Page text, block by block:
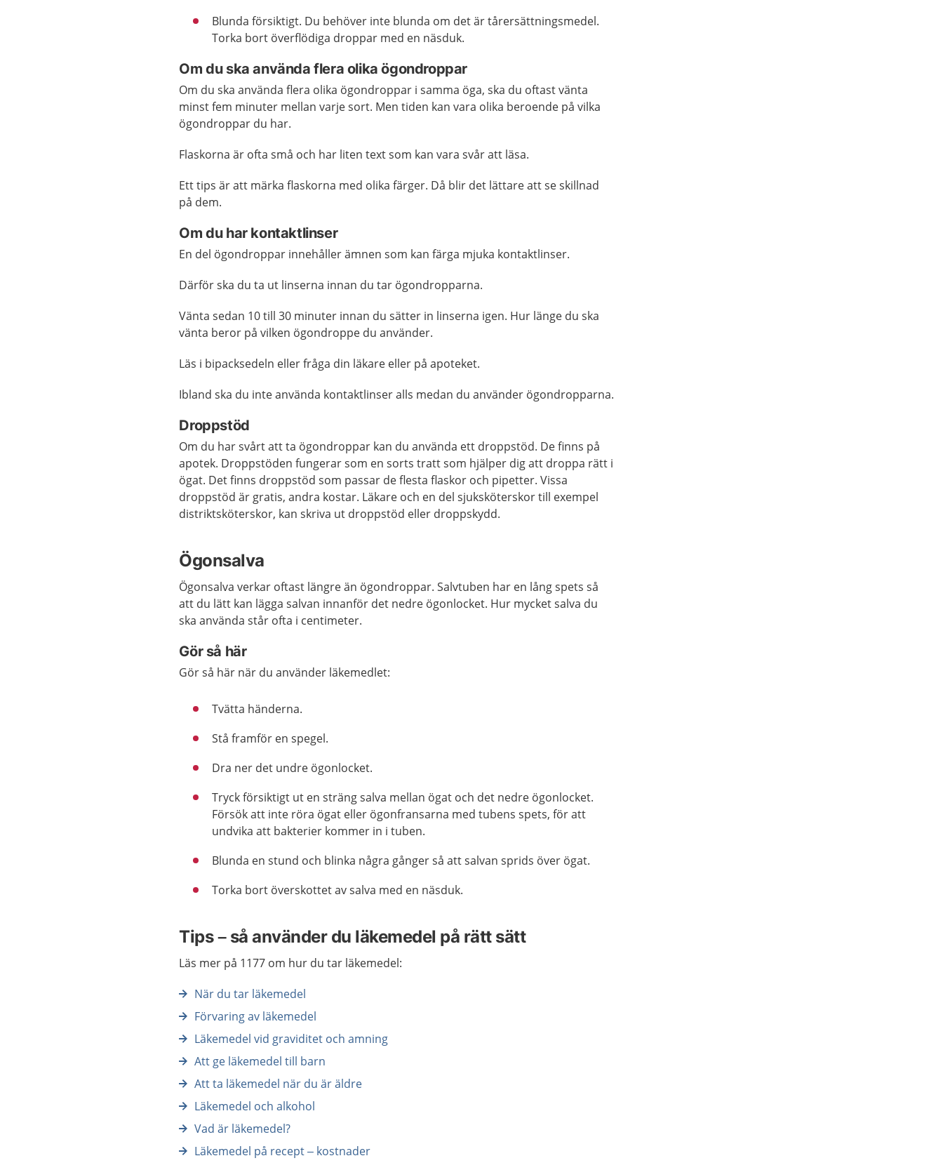
Blunda försiktigt. Du behöver inte blunda om det är tårersättningsmedel.
Torka bort överflödiga droppar med en näsduk.
Om du ska använda flera olika ögondroppar
Om du ska använda flera olika ögondroppar i samma öga, ska du oftast vänta
minst fem minuter mellan varje sort. Men tiden kan vara olika beroende på vilka
ögondroppar du har.
Flaskorna är ofta små och har liten text som kan vara svår att läsa.
Ett tips är att märka flaskorna med olika färger. Då blir det lättare att se skillnad
på dem.
Om du har kontaktlinser
En del ögondroppar innehåller ämnen som kan färga mjuka kontaktlinser.
Därför ska du ta ut linserna innan du tar ögondropparna.
Vänta sedan 10 till 30 minuter innan du sätter in linserna igen. Hur länge du ska
vänta beror på vilken ögondroppe du använder.
Läs i bipacksedeln eller fråga din läkare eller på apoteket.
Ibland ska du inte använda kontaktlinser alls medan du använder ögondropparna.
Droppstöd
Om du har svårt att ta ögondroppar kan du använda ett droppstöd. De finns på
apotek. Droppstöden fungerar som en sorts tratt som hjälper dig att droppa rätt i
ögat. Det finns droppstöd som passar de flesta flaskor och pipetter. Vissa
droppstöd är gratis, andra kostar. Läkare och en del sjuksköterskor till exempel
distriktsköterskor, kan skriva ut droppstöd eller droppskydd.
Ögonsalva
Ögonsalva verkar oftast längre än ögondroppar. Salvtuben har en lång spets så
att du lätt kan lägga salvan innanför det nedre ögonlocket. Hur mycket salva du
ska använda står ofta i centimeter.
Gör så här
Gör så här när du använder läkemedlet:
Tvätta händerna.
Stå framför en spegel.
Dra ner det undre ögonlocket.
Tryck försiktigt ut en sträng salva mellan ögat och det nedre ögonlocket.
Försök att inte röra ögat eller ögonfransarna med tubens spets, för att
undvika att bakterier kommer in i tuben.
Blunda en stund och blinka några gånger så att salvan sprids över ögat.
Torka bort överskottet av salva med en näsduk.
Tips – så använder du läkemedel på rätt sätt
Läs mer på 1177 om hur du tar läkemedel:
När du tar läkemedel
Förvaring av läkemedel
Läkemedel vid graviditet och amning
Att ge läkemedel till barn
Att ta läkemedel när du är äldre
Läkemedel och alkohol
Vad är läkemedel?
Läkemedel på recept – kostnader